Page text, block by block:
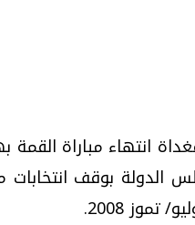
انتهاء مباراة القمة
الدولة بوقف انتخابات